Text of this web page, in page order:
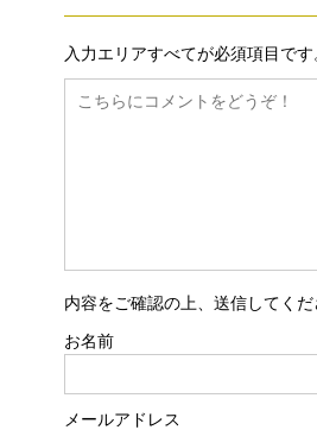
入力エリアすべてが必須項目で
内容をご確認の上、送信してくだ
お名前
メールアドレス